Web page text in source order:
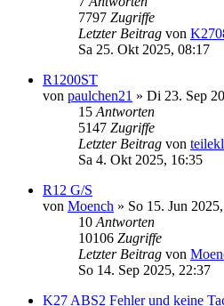
7797 Zugriffe
Letzter Beitrag von
Sa 25. Okt 2025, 08:17
R1200ST
von paulchen21 » Di 23. Sep
15 Antworten
5147 Zugriffe
Letzter Beitrag von
Sa 4. Okt 2025, 16:35
R12 G/S
von Moench » So 15. Jun
10 Antworten
10106 Zugriffe
Letzter Beitrag von
So 14. Sep 2025, 22:37
K27 ABS2 Fehler und keine